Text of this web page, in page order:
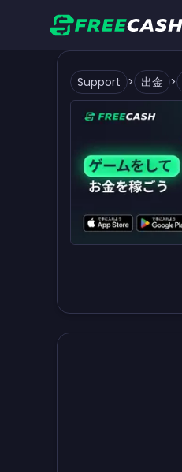
Support > 出金 >